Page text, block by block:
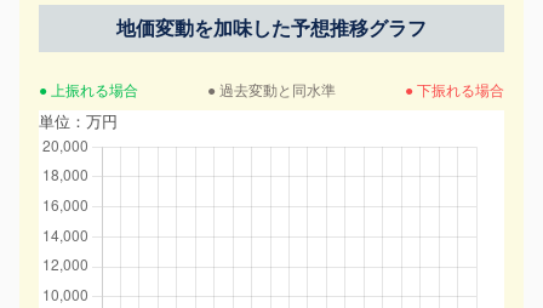
地価変動を加味した予想推移グラフ
● 上振れる場合 ● 過去変動と同水準 ● 下振れる場合
単位：万円